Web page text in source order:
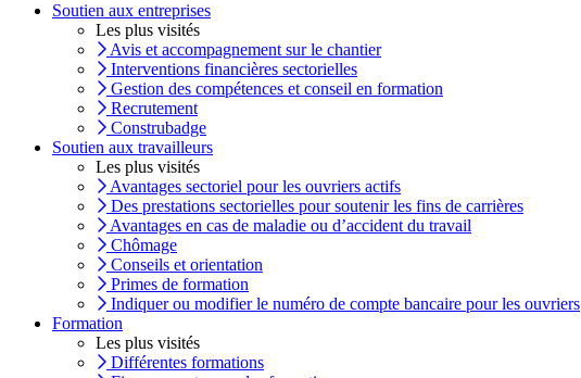
Soutien aux entreprises
Les plus visités
Avis et accompagnement sur le chantier
Interventions financières sectorielles
Gestion des compétences et conseil en formation
Recrutement
Construbadge
Soutien aux travailleurs
Les plus visités
Avantages sectoriel pour les ouvriers actifs
Des prestations sectorielles pour soutenir les fins de carrières
Avantages en cas de maladie ou d’accident du travail
Chômage
Conseils et orientation
Primes de formation
Indiquer ou modifier le numéro de compte bancaire pour les ouvriers
Formation
Les plus visités
Différentes formations